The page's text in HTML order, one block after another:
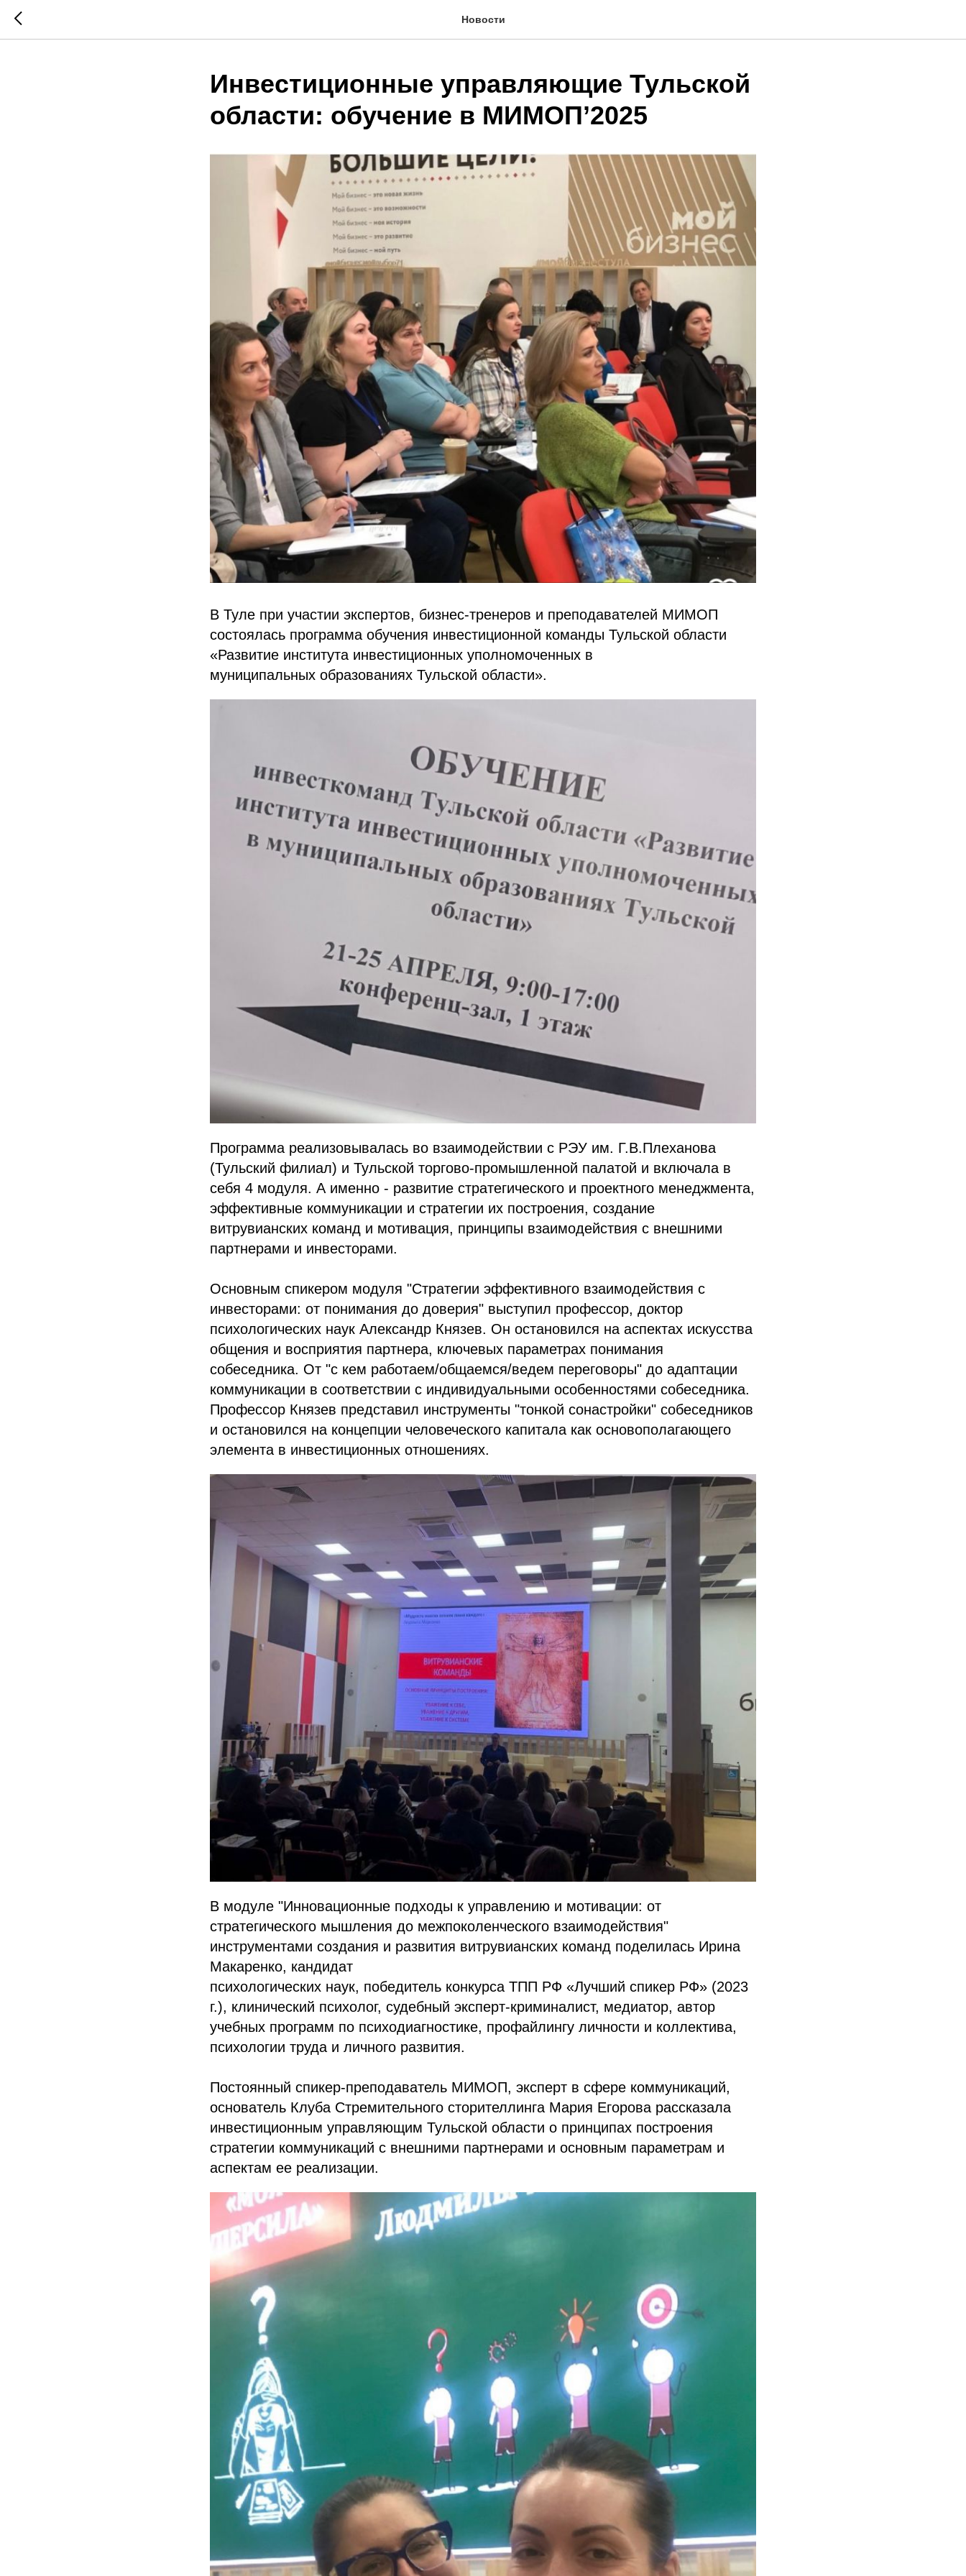
Новости
Инвестиционные управляющие Тульской
области: обучение в МИМОП’2025
В Туле при участии экспертов, бизнес-тренеров и преподавателей МИМОП
состоялась программа обучения инвестиционной команды Тульской области
«Развитие института инвестиционных уполномоченных в
муниципальных образованиях Тульской области».
Программа реализовывалась во взаимодействии с РЭУ им. Г.В.Плеханова
(Тульский филиал) и Тульской торгово-промышленной палатой и включала в
себя 4 модуля. А именно - развитие стратегического и проектного менеджмента,
эффективные коммуникации и стратегии их построения, создание
витрувианских команд и мотивация, принципы взаимодействия с внешними
партнерами и инвесторами.
Основным спикером модуля "Стратегии эффективного взаимодействия с
инвесторами: от понимания до доверия" выступил профессор, доктор
психологических наук Александр Князев. Он остановился на аспектах искусства
общения и восприятия партнера, ключевых параметрах понимания
собеседника. От "с кем работаем/общаемся/ведем переговоры" до адаптации
коммуникации в соответствии с индивидуальными особенностями собеседника.
Профессор Князев представил инструменты "тонкой сонастройки" собеседников
и остановился на концепции человеческого капитала как основополагающего
элемента в инвестиционных отношениях.
В модуле "Инновационные подходы к управлению и мотивации: от
стратегического мышления до межпоколенческого взаимодействия"
инструментами создания и развития витрувианских команд поделилась Ирина
Макаренко, кандидат
психологических наук, победитель конкурса ТПП РФ «Лучший спикер РФ» (2023
г.), клинический психолог, судебный эксперт-криминалист, медиатор, автор
учебных программ по психодиагностике, профайлингу личности и коллектива,
психологии труда и личного развития.
Постоянный спикер-преподаватель МИМОП, эксперт в сфере коммуникаций,
основатель Клуба Стремительного сторителлинга Мария Егорова рассказала
инвестиционным управляющим Тульской области о принципах построения
стратегии коммуникаций с внешними партнерами и основным параметрам и
аспектам ее реализации.